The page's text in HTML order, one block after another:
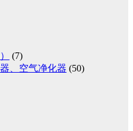
(7)
、空气净化器 (50)